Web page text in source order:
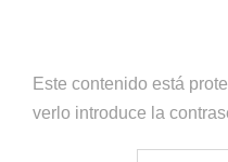
Este contenido está
verlo introduce la